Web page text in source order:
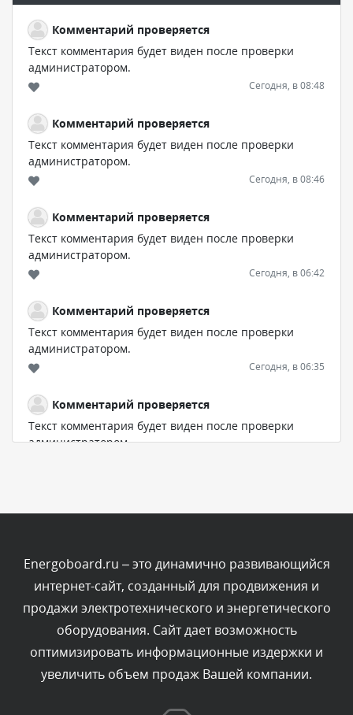
Комментарий проверяется
Текст комментария будет виден после проверки
администратором.
Сегодня, в 08:48
Комментарий проверяется
Текст комментария будет виден после проверки
администратором.
Сегодня, в 08:46
Комментарий проверяется
Текст комментария будет виден после проверки
администратором.
Сегодня, в 06:42
Комментарий проверяется
Текст комментария будет виден после проверки
администратором.
Сегодня, в 06:35
Комментарий проверяется
Текст комментария будет виден после проверки
администратором.
Комментарий проверяется
Текст комментария будет виден после проверки
администратором.
Сегодня, в 02:05
Комментарий проверяется
Текст комментария будет виден после проверки
Energoboard.ru – это динамично развивающийся
интернет-сайт, созданный для продвижения и
продажи электротехнического и энергетического
оборудования. Сайт дает возможность
оптимизировать информационные издержки и
увеличить объем продаж Вашей компании.